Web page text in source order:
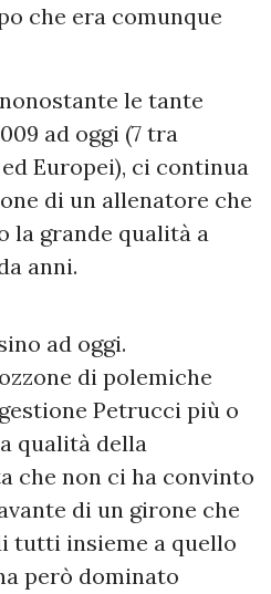
che era comunque
le tante
ad oggi (7 tra
Europei), ci continua
di un allenatore che
la grande qualità a
anni.
ad oggi.
di polemiche
Petrucci più o
qualità della
che non ci ha convinto
di un girone che
tutti insieme a quello
però dominato